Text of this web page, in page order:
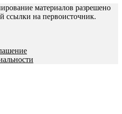
материалов разрешено
ссылки на первоисточник.